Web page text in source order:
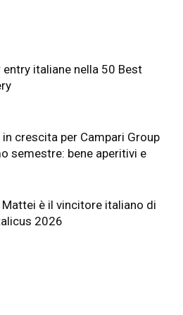
entry italiane nella 50 Best
crescita per Campari Group
semestre: bene aperitivi e
è il vincitore italiano di
2026